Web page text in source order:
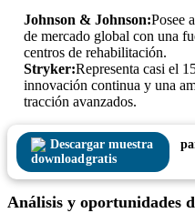
Johnson & Johnson:Posee
de mercado global con una
centros de rehabilitación.
Stryker:Representa casi el
innovación continua y una
tracción avanzados.
Descargar muestra
gratis
Análisis y oportunidades